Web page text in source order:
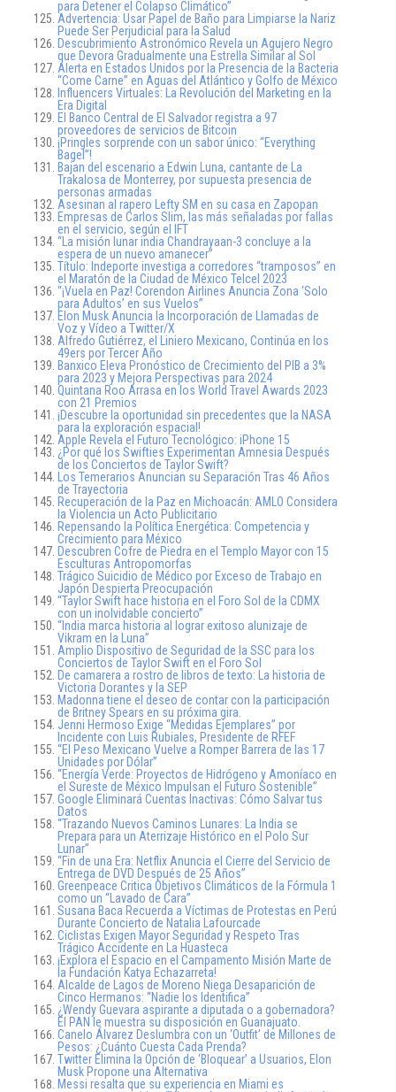
para Detener el Colapso Climático”
Advertencia: Usar Papel de Baño para Limpiarse la Nariz
Puede Ser Perjudicial para la Salud
Descubrimiento Astronómico Revela un Agujero Negro
que Devora Gradualmente una Estrella Similar al Sol
Alerta en Estados Unidos por la Presencia de la Bacteria
“Come Carne” en Aguas del Atlántico y Golfo de México
Influencers Virtuales: La Revolución del Marketing en la
Era Digital
El Banco Central de El Salvador registra a 97
proveedores de servicios de Bitcoin
¡Pringles sorprende con un sabor único: “Everything
Bagel”!
Bajan del escenario a Edwin Luna, cantante de La
Trakalosa de Monterrey, por supuesta presencia de
personas armadas
Asesinan al rapero Lefty SM en su casa en Zapopan
Empresas de Carlos Slim, las más señaladas por fallas
en el servicio, según el IFT
“La misión lunar india Chandrayaan-3 concluye a la
espera de un nuevo amanecer”
Título: Indeporte investiga a corredores “tramposos” en
el Maratón de la Ciudad de México Telcel 2023
“¡Vuela en Paz! Corendon Airlines Anuncia Zona ‘Solo
para Adultos’ en sus Vuelos”
Elon Musk Anuncia la Incorporación de Llamadas de
Voz y Vídeo a Twitter/X
Alfredo Gutiérrez, el Liniero Mexicano, Continúa en los
49ers por Tercer Año
Banxico Eleva Pronóstico de Crecimiento del PIB a 3%
para 2023 y Mejora Perspectivas para 2024
Quintana Roo Arrasa en los World Travel Awards 2023
con 21 Premios
¡Descubre la oportunidad sin precedentes que la NASA
para la exploración espacial!
Apple Revela el Futuro Tecnológico: iPhone 15
¿Por qué los Swifties Experimentan Amnesia Después
de los Conciertos de Taylor Swift?
Los Temerarios Anuncian su Separación Tras 46 Años
de Trayectoria
Recuperación de la Paz en Michoacán: AMLO Considera
la Violencia un Acto Publicitario
Repensando la Política Energética: Competencia y
Crecimiento para México
Descubren Cofre de Piedra en el Templo Mayor con 15
Esculturas Antropomorfas
Trágico Suicidio de Médico por Exceso de Trabajo en
Japón Despierta Preocupación
“Taylor Swift hace historia en el Foro Sol de la CDMX
con un inolvidable concierto”
“India marca historia al lograr exitoso alunizaje de
Vikram en la Luna”
Amplio Dispositivo de Seguridad de la SSC para los
Conciertos de Taylor Swift en el Foro Sol
De camarera a rostro de libros de texto: La historia de
Victoria Dorantes y la SEP
Madonna tiene el deseo de contar con la participación
de Britney Spears en su próxima gira.
Jenni Hermoso Exige “Medidas Ejemplares” por
Incidente con Luis Rubiales, Presidente de RFEF
“El Peso Mexicano Vuelve a Romper Barrera de las 17
Unidades por Dólar”
“Energía Verde: Proyectos de Hidrógeno y Amoníaco en
el Sureste de México Impulsan el Futuro Sostenible”
Google Eliminará Cuentas Inactivas: Cómo Salvar tus
Datos
“Trazando Nuevos Caminos Lunares: La India se
Prepara para un Aterrizaje Histórico en el Polo Sur
Lunar”
“Fin de una Era: Netflix Anuncia el Cierre del Servicio de
Entrega de DVD Después de 25 Años”
Greenpeace Critica Objetivos Climáticos de la Fórmula 1
como un “Lavado de Cara”
Susana Baca Recuerda a Víctimas de Protestas en Perú
Durante Concierto de Natalia Lafourcade
Ciclistas Exigen Mayor Seguridad y Respeto Tras
Trágico Accidente en La Huasteca
¡Explora el Espacio en el Campamento Misión Marte de
la Fundación Katya Echazarreta!
Alcalde de Lagos de Moreno Niega Desaparición de
Cinco Hermanos: “Nadie los Identifica”
¿Wendy Guevara aspirante a diputada o a gobernadora?
El PAN le muestra su disposición en Guanajuato.
Canelo Álvarez Deslumbra con un ‘Outfit’ de Millones de
Pesos: ¿Cuánto Cuesta Cada Prenda?
Twitter Elimina la Opción de ‘Bloquear’ a Usuarios, Elon
Musk Propone una Alternativa
Messi resalta que su experiencia en Miami es